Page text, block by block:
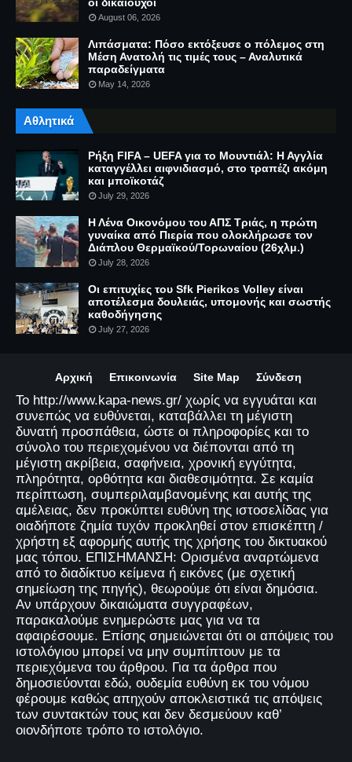
οι δικαιούχοι
August 06, 2026
Λιπάσματα: Πόσο εκτόξευσε ο πόλεμος στη
Μέση Ανατολή τις τιμές τους – Αναλυτικά
παραδείγματα
May 14, 2026
Αθλητικά
Ρήξη FIFA – UEFA για το Μουντιάλ: Η Αγγλία
καταγγέλλει αιφνιδιασμό, στο τραπέζι ακόμη
και μποϊκοτάζ
July 29, 2026
Η Λένα Οικονόμου του ΑΠΣ Τριάς, η πρώτη
γυναίκα από Πιερία που ολοκλήρωσε τον
Διάπλου Θερμαϊκού/Τορωναίου (26χλμ.)
July 28, 2026
Οι επιτυχίες του Sfk Pierikos Volley είναι
αποτέλεσμα δουλειάς, υπομονής και σωστής
καθοδήγησης
July 27, 2026
Αρχική Επικοινωνία Site Map Σύνδεση
Το http://www.kapa-news.gr/ χωρίς να εγγυάται και
συνεπώς να ευθύνεται, καταβάλλει τη μέγιστη
δυνατή προσπάθεια, ώστε οι πληροφορίες και το
σύνολο του περιεχομένου να διέπονται από τη
μέγιστη ακρίβεια, σαφήνεια, χρονική εγγύτητα,
πληρότητα, ορθότητα και διαθεσιμότητα. Σε καμία
περίπτωση, συμπεριλαμβανομένης και αυτής της
αμέλειας, δεν προκύπτει ευθύνη της ιστοσελίδας για
οιαδήποτε ζημία τυχόν προκληθεί στον επισκέπτη /
χρήστη εξ αφορμής αυτής της χρήσης του δικτυακού
μας τόπου. ΕΠΙΣΗΜΑΝΣΗ: Ορισμένα αναρτώμενα
από το διαδίκτυο κείμενα ή εικόνες (με σχετική
σημείωση της πηγής), θεωρούμε ότι είναι δημόσια.
Αν υπάρχουν δικαιώματα συγγραφέων,
παρακαλούμε ενημερώστε μας για να τα
αφαιρέσουμε. Επίσης σημειώνεται ότι οι απόψεις του
ιστολόγιου μπορεί να μην συμπίπτουν με τα
περιεχόμενα του άρθρου. Για τα άρθρα που
δημοσιεύονται εδώ, ουδεμία ευθύνη εκ του νόμου
φέρουμε καθώς απηχούν αποκλειστικά τις απόψεις
των συντακτών τους και δεν δεσμεύουν καθ’
οιονδήποτε τρόπο το ιστολόγιο.